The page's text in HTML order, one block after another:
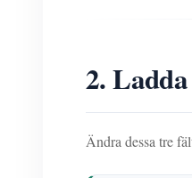
2.
Ändra dessa tre